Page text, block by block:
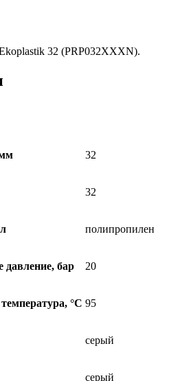
32 (PRP032XXXN).
32
32
полипропилен
давление, бар 20
°C 95
серый
серый